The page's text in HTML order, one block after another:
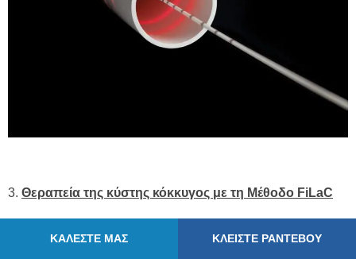
3. Θεραπεία της κύστης κόκκυγος με τη Μέθοδο FiLaC
κόκκυγος έχει έρθει με τη
νέα πρωτοποριακή μέθοδο
ΚΑΛΕΣΤΕ ΜΑΣ ΚΛΕΙΣΤΕ ΡΑΝΤΕΒΟΥ